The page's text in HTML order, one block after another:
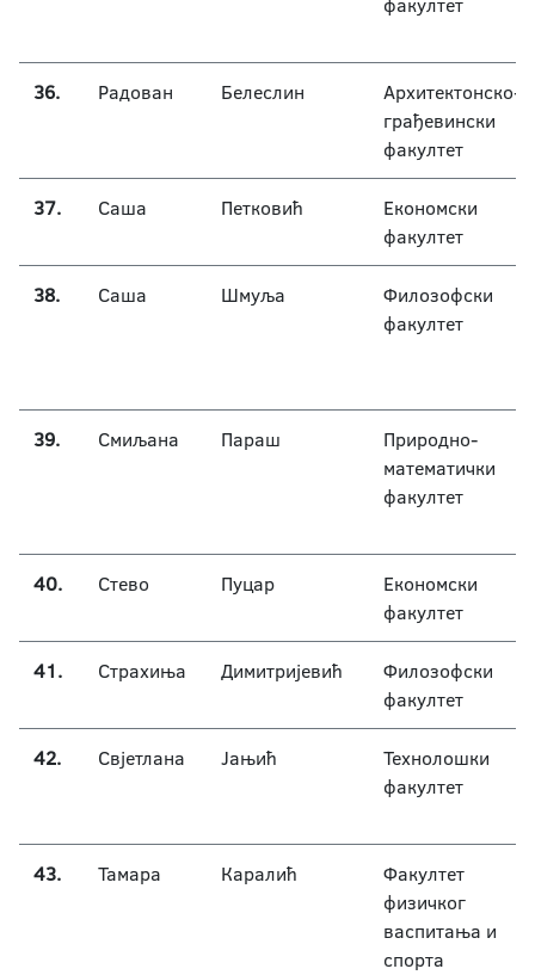
36. Радован Белеслин
Архитектонско-
грађевински
факултет
37. Саша Петковић
Економски
факултет
38. Саша Шмуља
Филозофски
факултет
39. Смиљана Параш
Природно-
математички
факултет
40. Стево Пуцар
Економски
факултет
41. Страхиња Димитријевић
Филозофски
факултет
42. Свјетлана Јањић
Технолошки
факултет
43. Тамара Каралић
Факултет
физичког
васпитања и
спорта